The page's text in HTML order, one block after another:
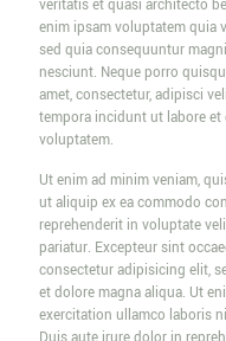
veritatis et quasi architecto
enim ipsam voluptatem quia
sed quia consequuntur
nesciunt. Neque porro
amet, consectetur, adipisci
tempora incidunt ut labore
voluptatem.
Ut enim ad minim veniam,
ut aliquip ex ea commodo
reprehenderit in voluptate
pariatur. Excepteur sint
consectetur adipisicing elit,
et dolore magna aliqua. Ut
exercitation ullamco laboris